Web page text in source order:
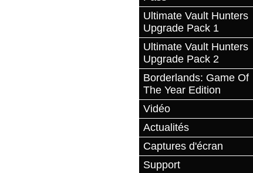
Ultimate Vault Hunters
Upgrade Pack 1
Ultimate Vault Hunters
Upgrade Pack 2
Borderlands: Game Of
The Year Edition
Vidéo
Actualités
Captures d'écran
Support